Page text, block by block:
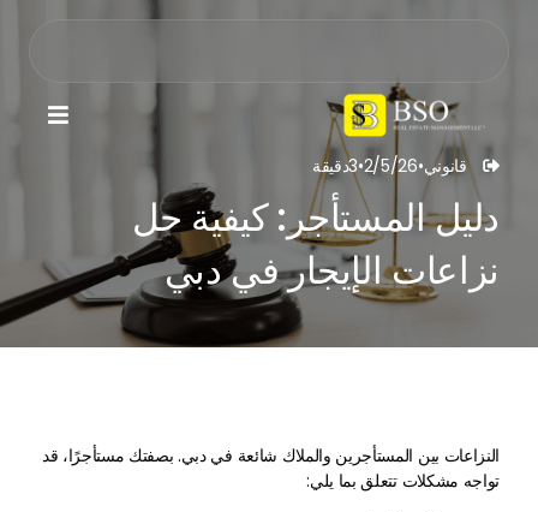

 قانوني•
2/5/26
•
3دقيقة
دليل المستأجر: كيفية حل
نزاعات الإيجار في دبي
النزاعات بين المستأجرين والملاك شائعة في دبي. بصفتك مستأجرًا، قد
تواجه مشكلات تتعلق بما يلي: